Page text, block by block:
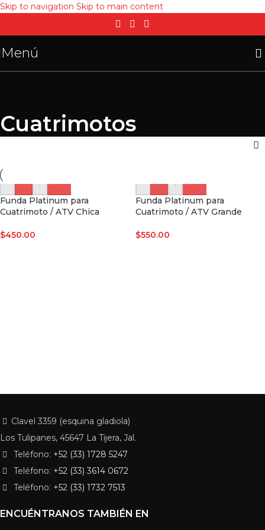
Skip to navigation Skip to main content
Menú
Cuatrimotos
+
Funda Platinum para
Cuatrimoto / ATV Chica
$450.00
+
Funda Platinum para
Cuatrimoto / ATV Grande
$550.00
Clavel 3359 (esquina gladiola)
Los Tulipanes, 45647 La Tijera, Jal.
Teléfono: +52 (33) 1728 5247
Teléfono: +52 (33) 3614 0672
Teléfono: +52 (33) 1732 7513
ENCUÉNTRANOS TAMBIÉN EN